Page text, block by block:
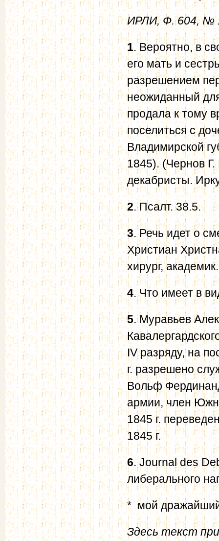
ИРЛИ, Ф. 604, №
1. Вероятно, в
его мать и
разрешением
неожиданный
продала к тому
поселиться с
Владимирской
1845). (Чернов
декабристы.
2. Псалт. 38.5.
3. Речь идет о
Христиан
хирург, академик.
4. Что имеет в
5. Муравьев
IV разряду, на
г. разрешено
Вольф
армии, член
1845 г.
1845 г.
6. Journal des
либерального
* мой дражайший
Здесь текст